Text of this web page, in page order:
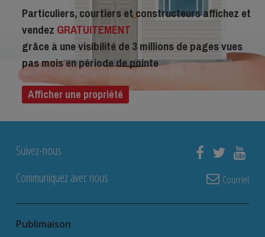
Particuliers, courtiers et constructeurs affichez et
vendez GRATUITEMENT
grâce à une visibilité de 3 millions de pages vues
pas mois en période de pointe
Afficher une propriété
Suivez-nous
Communiquez avec nous
Courriel
Publimaison